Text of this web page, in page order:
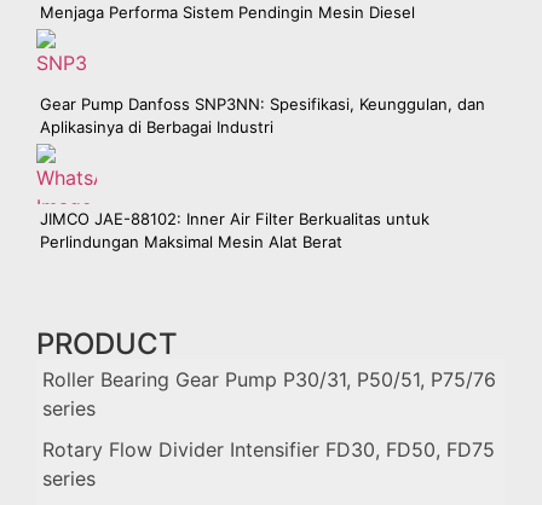
Menjaga Performa Sistem Pendingin Mesin Diesel
Gear Pump Danfoss SNP3NN: Spesifikasi, Keunggulan, dan
Aplikasinya di Berbagai Industri
JIMCO JAE-88102: Inner Air Filter Berkualitas untuk
Perlindungan Maksimal Mesin Alat Berat
PRODUCT
Roller Bearing Gear Pump P30/31, P50/51, P75/76
series
Rotary Flow Divider Intensifier FD30, FD50, FD75
series